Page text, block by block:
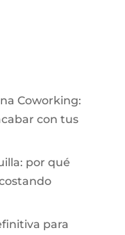
Coworking:
con tus
por qué
para